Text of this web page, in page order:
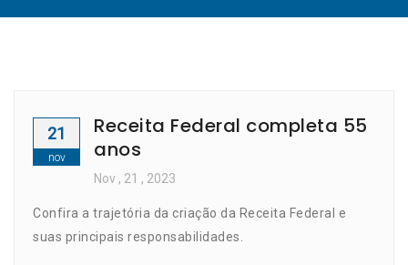
21
nov
Receita Federal completa 55
anos
Nov , 21 , 2023
Confira a trajetória da criação da Receita Federal e
suas principais responsabilidades.